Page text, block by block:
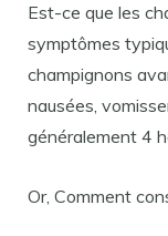
Est-ce que les
symptômes
champignons
nausées,
généralement 4
Or, Comment